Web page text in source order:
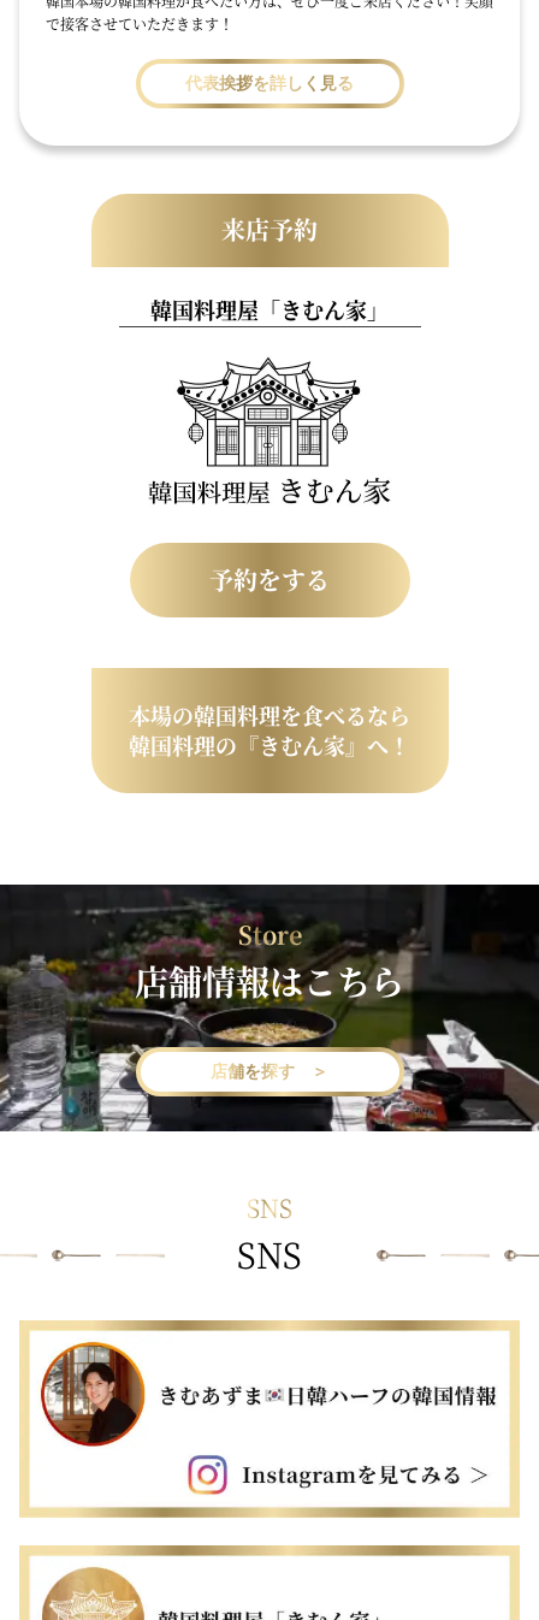
で接客させていただきます！
代表挨拶を詳しく見る
来店予約
韓国料理屋「きむん家」
予約をする
本場の韓国料理を食べるなら
韓国料理の『きむん家』へ！
Store
店舗情報はこちら
店舗を探す ＞
SNS
SNS